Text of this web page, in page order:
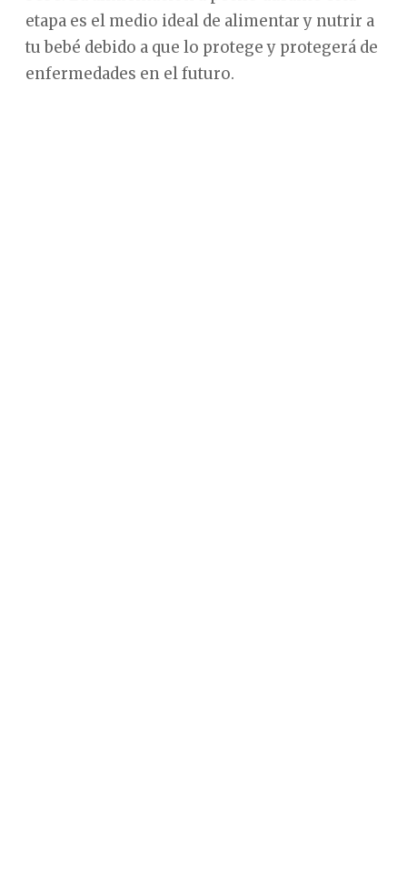
etapa es el medio ideal de alimentar y nutrir a
tu bebé debido a que lo protege y protegerá de
enfermedades en el futuro.